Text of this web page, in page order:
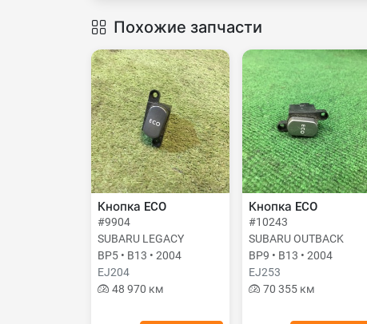
Похожие запчасти
Кнопка ECO
#9904
SUBARU LEGACY
BP5 • B13 • 2004
EJ204
48 970 км
Кнопка ECO
#10243
SUBARU OUTBACK
BP9 • B13 • 2004
EJ253
70 355 км